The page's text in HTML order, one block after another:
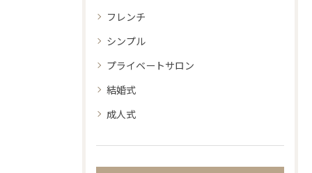
フレンチ
シンプル
プライベートサロン
結婚式
成人式